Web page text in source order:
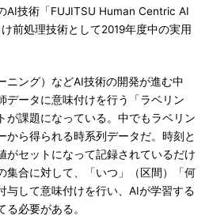
AI技術「FUJITSU Human Centric AI
前処理技術として2019年度中の実用
ング）などAI技術の開発が進む中
データに意味付けを行う「ラベリン
が課題になっている。中でもラベリン
から得られる時系列データだ。時刻と
がセットになって記録されているだけ
集合に対して、「いつ」（区間）「何
与して意味付けを行い、AIが学習する
必要がある。